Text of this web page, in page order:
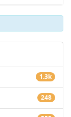
1.3k
248